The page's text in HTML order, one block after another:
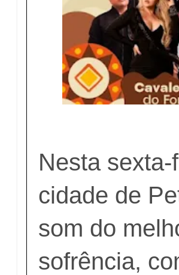
Nesta
cidade de
som do
sofrência,